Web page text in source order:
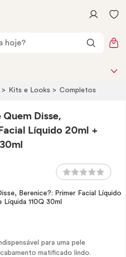
Kits e Looks Completos
Disse,
Líquido 20ml +
para uma pele
matificado lindo.